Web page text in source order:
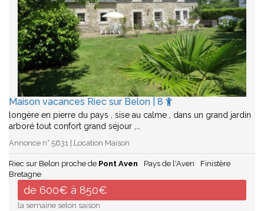
Maison vacances Riec sur Belon | 8
longère en pierre du pays , sise au calme , dans un grand jardin
arboré tout confort grand séjour ,…
Annonce n° 5631 | Location Maison
Riec sur Belon proche de Pont Aven Pays de l'Aven
Finistère
Bretagne
de 600€ à 850€
la semaine selon saison